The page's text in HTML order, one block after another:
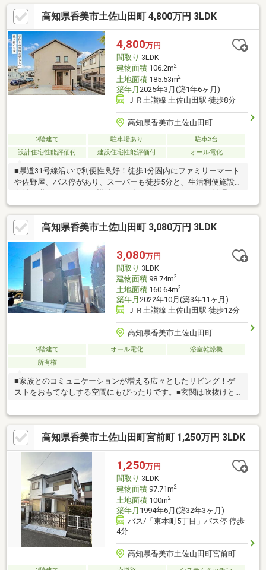
面台の多くは鏡は3面鏡で収納付きになっています。3LDKの物件
は室内も広々としており、開放感があります。オートロック設備
は防犯性能が高く安心して生活ができます。室内の環境も良好
な、住みよい中古の戸建て物件となっております。
高知県香美市土佐山田町 4,800万円 3LDK
4,800万円
間取り 3LDK
建物面積106.2m2
土地面積185.53m2
築年月 2025年3月(築1年6ヶ月)
ＪＲ土讃線 土佐山田駅 徒歩8分
高知県香美市土佐山田町
2階建て 駐車場あり
駐車3台
設計住宅性能評価付
建設住宅性能評価付 オール電化
■県道31号線沿いで利便性良好！徒歩1分圏内にファミリーマート
や佐野屋、バス停があり、スーパーも徒歩5分と、生活利便施設が
運びやすく、ご家族との会話を楽しみながら家事ができる間取り
です。■大容量のウォークインクロゼットやシューズインクロー
クなど収納スペースが充実！生活空間をすっきりとお使いいただ
けます。■照明・エアコン2台設置済み！そのまま快適にお住まい
いただけます。
高知県香美市土佐山田町 3,080万円 3LDK
3,080万円
間取り 3LDK
建物面積98.74m2
土地面積160.64m2
築年月 2022年10月(築3年11ヶ月)
ＪＲ土讃線 土佐山田駅 徒歩12分
高知県香美市土佐山田町
2階建て オール電化
浴室乾燥機
所有権
■家族とのコミュニケーションが増える広々としたリビング！ゲ
ストをおもてなしする空間にもぴったりです。■玄関は吹抜けと
く開放的です。■２階廊下にはワークカウンターあり、仕事やお
子様の宿題・勉強等、幅広いシーンで活用できるのでとても便利
です。■駐車台数３～４台可能！複数台お車をお持ちの方や急な
来客にも安心ですね。■周辺にはドラッグストアやコンビニ・ス
ーパーなど点在しており生活便利な場所です。
高知県香美市土佐山田町宮前町 1,250万円 3LDK
1,250万円
間取り 3LDK
建物面積97.71m2
土地面積100m2
築年月 1994年6月(築32年3ヶ月)
バス/「東本町5丁目」バス停 停歩
4分
高知県香美市土佐山田町宮前町